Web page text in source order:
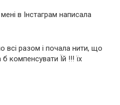
в Інстаграм написала
всі разом і почала нити, що
компенсувати Їй !!! їх